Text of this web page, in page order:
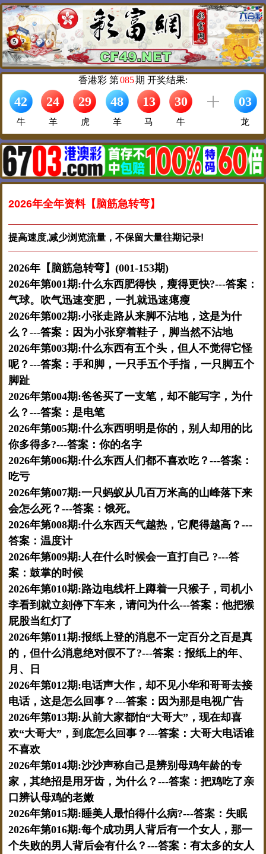
2026年全年资料【脑筋急转弯】
提高速度,减少浏览流量，不保留大量往期记录!
2026年【脑筋急转弯】(001-153期)
2026年第001期:什么东西肥得快，瘦得更快?---答案：
气球。吹气迅速变肥，一扎就迅速瘪瘦
2026年第002期:小张走路从来脚不沾地，这是为什
么？---答案：因为小张穿着鞋子，脚当然不沾地
2026年第003期:什么东西有五个头，但人不觉得它怪
呢？---答案：手和脚，一只手五个手指，一只脚五个
脚趾
2026年第004期:爸爸买了一支笔，却不能写字，为什
么？---答案：是电笔
2026年第005期:什么东西明明是你的，别人却用的比
你多得多?---答案：你的名字
2026年第006期:什么东西人们都不喜欢吃？---答案：
吃亏
2026年第007期:一只蚂蚁从几百万米高的山峰落下来
会怎么死？---答案：饿死。
2026年第008期:什么东西天气越热，它爬得越高？---
答案：温度计
2026年第009期:人在什么时候会一直打自己 ?---答
案：鼓掌的时候
2026年第010期:路边电线杆上蹲着一只猴子，司机小
李看到就立刻停下车来，请问为什么---答案：他把猴
屁股当红灯了
2026年第011期:报纸上登的消息不一定百分之百是真
的，但什么消息绝对假不了?---答案：报纸上的年、
月、日
2026年第012期:电话声大作，却不见小华和哥哥去接
电话，这是怎么回事？---答案：因为那是电视广告
2026年第013期:从前大家都怕“大哥大”，现在却喜
欢“大哥大”，到底怎么回事？---答案：大哥大电话谁
不喜欢
2026年第014期:沙沙声称自己是辨别母鸡年龄的专
家，其绝招是用牙齿，为什么？---答案：把鸡吃了亲
口辨认母鸡的老嫩
2026年第015期:睡美人最怕得什么病?---答案：失眠
2026年第016期:每个成功男人背后有一个女人，那一
个失败的男人背后会有什么？---答案：有太多的女人